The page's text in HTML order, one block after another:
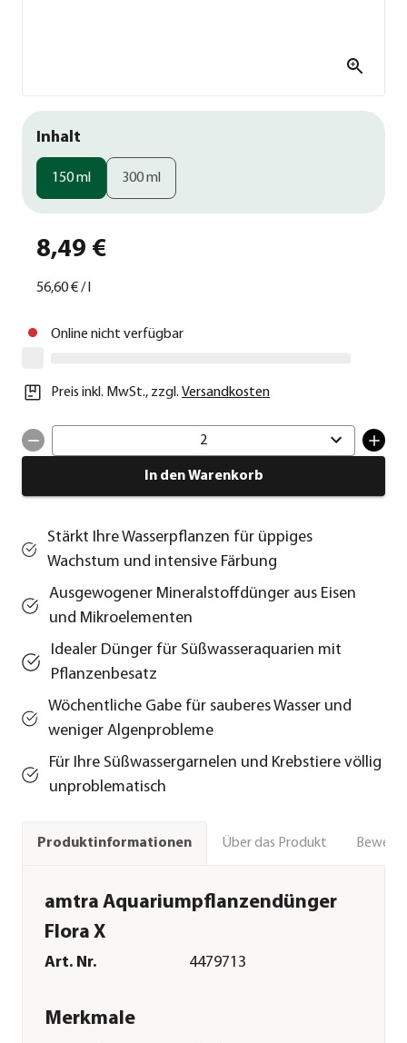
Inhalt
150 ml 300 ml
8,49 €
56,60 €/
Online nicht verfügbar
Preis inkl. MwSt., zzgl. Versandkosten
2
In den Warenkorb
Stärkt Ihre Wasserpflanzen für üppiges
Wachstum und intensive Färbung
Ausgewogener Mineralstoffdünger aus Eisen
und Mikroelementen
Idealer Dünger für Süßwasseraquarien mit
Pflanzenbesatz
Wöchentliche Gabe für sauberes Wasser und
weniger Algenprobleme
Für Ihre Süßwassergarnelen und Krebstiere völlig
unproblematisch
Produktinformationen Über das Produkt
amtra Aquariumpflanzendünger
Flora X
Art. Nr. 4479713
Merkmale